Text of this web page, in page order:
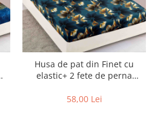
Husa de pat din Finet cu
elastic+ 2 fete de perna
58,00 Lei